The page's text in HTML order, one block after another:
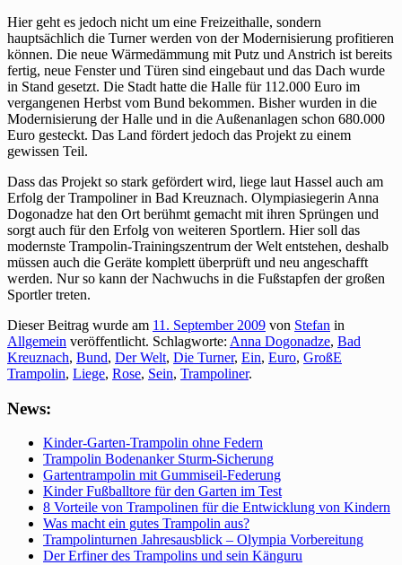
Hier geht es jedoch nicht um eine Freizeithalle, sondern
hauptsächlich die Turner werden von der Modernisierung profitieren
können. Die neue Wärmedämmung mit Putz und Anstrich ist bereits
fertig, neue Fenster und Türen sind eingebaut und das Dach wurde
in Stand gesetzt. Die Stadt hatte die Halle für 112.000 Euro im
vergangenen Herbst vom Bund bekommen. Bisher wurden in die
Modernisierung der Halle und in die Außenanlagen schon 680.000
Euro gesteckt. Das Land fördert jedoch das Projekt zu einem
gewissen Teil.
Dass das Projekt so stark gefördert wird, liege laut Hassel auch am
Erfolg der Trampoliner in Bad Kreuznach. Olympiasiegerin Anna
Dogonadze hat den Ort berühmt gemacht mit ihren Sprüngen und
sorgt auch für den Erfolg von weiteren Sportlern. Hier soll das
modernste Trampolin-Trainingszentrum der Welt entstehen, deshalb
müssen auch die Geräte komplett überprüft und neu angeschafft
werden. Nur so kann der Nachwuchs in die Fußstapfen der großen
Sportler treten.
Dieser Beitrag wurde am 11. September 2009 von Stefan in
Allgemein veröffentlicht. Schlagworte: Anna Dogonadze, Bad
Kreuznach, Bund, Der Welt, Die Turner, Ein, Euro, GroßE
Trampolin, Liege, Rose, Sein, Trampoliner.
News:
Kinder-Garten-Trampolin ohne Federn
Trampolin Bodenanker Sturm-Sicherung
Gartentrampolin mit Gummiseil-Federung
Kinder Fußballtore für den Garten im Test
8 Vorteile von Trampolinen für die Entwicklung von Kindern
Was macht ein gutes Trampolin aus?
Trampolinturnen Jahresausblick – Olympia Vorbereitung
Der Erfiner des Trampolins und sein Känguru